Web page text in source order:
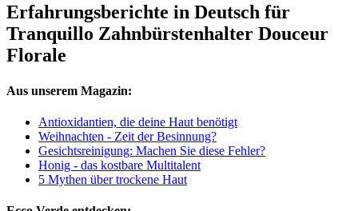
Erfahrungsberichte in Deutsch für
Tranquillo Zahnbürstenhalter Douceur
Florale
Aus unserem Magazin:
Antioxidantien, die deine Haut benötigt
Weihnachten - Zeit der Besinnung?
Gesichtsreinigung: Machen Sie diese Fehler?
Honig - das kostbare Multitalent
5 Mythen über trockene Haut